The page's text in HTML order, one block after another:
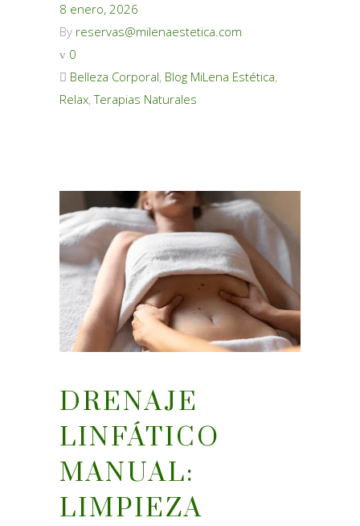
8 enero, 2026
By reservas@milenaestetica.com
0
Belleza Corporal, Blog MiLena Estética,
Relax,Terapias Naturales
DRENAJE
LINFÁTICO
MANUAL:
LIMPIEZA